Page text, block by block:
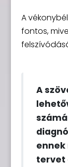
A
fontos,
A
ennek
tervet